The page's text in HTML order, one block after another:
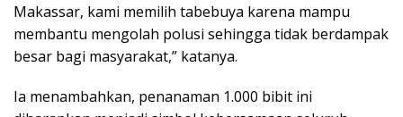
Makassar, kami memilih tabebuya karena mampu
membantu mengolah polusi sehingga tidak berdampak
besar bagi masyarakat,” katanya.
Ia menambahkan, penanaman 1.000 bibit ini